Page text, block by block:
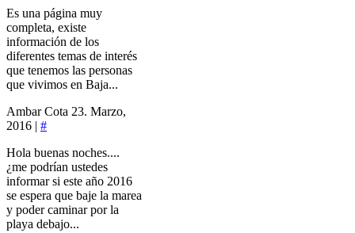
Es una página muy
completa, existe
información de los
diferentes temas de interés
que tenemos las personas
que vivimos en Baja...
Ambar Cota 23. Marzo,
2016 | #
Hola buenas noches....
¿me podrían ustedes
informar si este año 2016
se espera que baje la marea
y poder caminar por la
playa debajo...